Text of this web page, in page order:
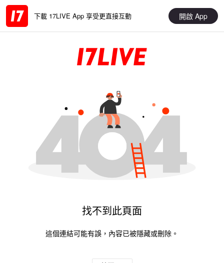
下載 17LIVE App 享受更直接互動 開啟 App
找不到此頁面
這個連結可能有誤，內容已被隱藏或刪除。